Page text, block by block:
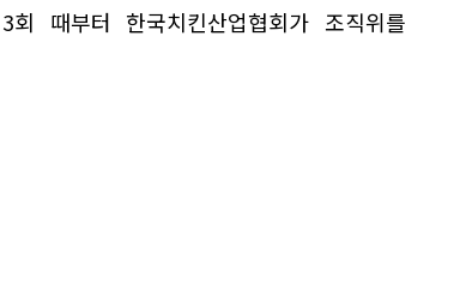
때부터 한국치킨산업협회가 조직위를